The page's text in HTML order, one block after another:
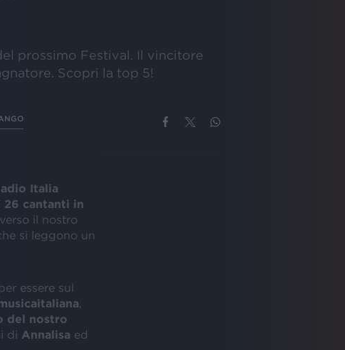
prossimo Festival. Il vincitore
Scopri la top 5!
Italia
26 cantanti in
il nostro
si leggono un
essere sul
del nostro
di Annalisa ed